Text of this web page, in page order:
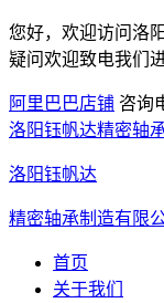
您好，欢迎访问洛
疑问欢迎致电我们
阿里巴巴店铺 咨询
洛阳钰帆达精密轴
洛阳钰帆达
精密轴承制造有限
首页
关于我们